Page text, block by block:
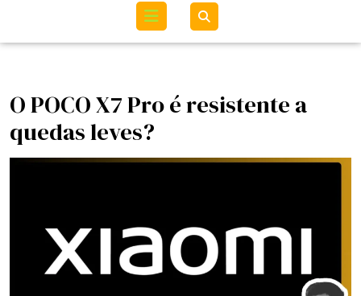
Open
Menu
O POCO X7 Pro é resistente a
quedas leves?